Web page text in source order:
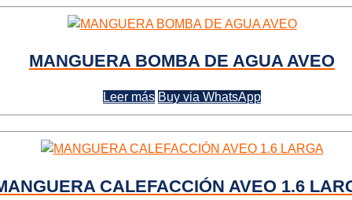
MANGUERA BOMBA DE AGUA AVEO
Leer más Buy via WhatsApp
CALEFACCIÓN AVEO 1.6